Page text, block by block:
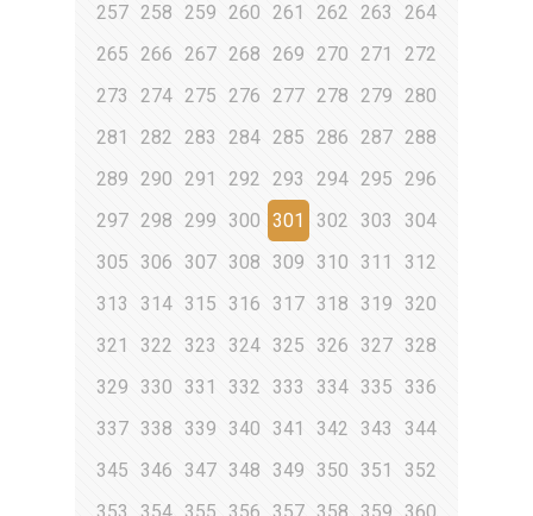
257 258 259 260 261 262 263
264
265 266 267 268 269 270 271
272
273
274 275 276 277 278 279 280
281
282 283 284 285 286 287 288
289 290 291 292 293 294 295 296
297 298 299 300 301 302 303
304
305
306 307 308 309 310 311
312
313
314 315 316 317 318 319
320
321
322 323 324 325 326 327 328
329
330 331 332 333 334 335
336
337 338 339 340 341 342 343
344
345
346 347 348 349 350 351
352